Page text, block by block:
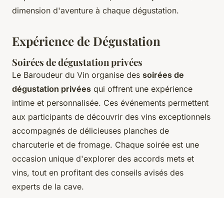
dimension d'aventure à chaque dégustation.
Expérience de Dégustation
Soirées de dégustation privées
Le Baroudeur du Vin organise des soirées de
dégustation privées qui offrent une expérience
intime et personnalisée. Ces événements permettent
aux participants de découvrir des vins exceptionnels
accompagnés de délicieuses planches de
charcuterie et de fromage. Chaque soirée est une
occasion unique d'explorer des accords mets et
vins, tout en profitant des conseils avisés des
experts de la cave.